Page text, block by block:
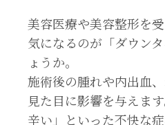
美容医療や美容整形を
気になるのが「ダウン
ょうか。
施術後の腫れや内出血、
見た目に影響を与えま
辛い」といった不快な